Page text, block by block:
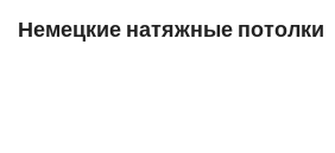
Немецкие натяжные потолки